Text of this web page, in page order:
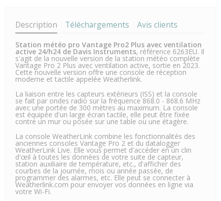
Description Téléchargements Avis clients
Station météo pro Vantage Pro2 Plus avec ventilation
active 24/h24 de Davis Instruments, référence 6263EU. Il
s'agit de la nouvelle version de la station météo complète
Vantage Pro 2 Plus avec ventilation active, sortie en 2023.
Cette nouvelle version offre une console de réception
moderne et tactile appelée Weatherlink.
La liaison entre les capteurs extérieurs (ISS) et la console
se fait par ondes radio sur la fréquence 868.0 - 868.6 MHz
avec une portée de 300 mètres au maximum. La console
est équipée d'un large écran tactile, elle peut être fixée
contre un mur ou posée sur une table ou une étagère.
La console WeatherLink combine les fonctionnalités des
anciennes consoles Vantage Pro 2 et du datalogger
WeatherLink Live. Elle vous permet d'accéder en un clin
d'œil à toutes les données de votre suite de capteur,
station auxiliaire de température, etc., d'afficher des
courbes de la journée, mois ou année passée, de
programmer des alarmes, etc. Elle peut se connecter à
Weatherlink.com pour envoyer vos données en ligne via
votre Wi-Fi.